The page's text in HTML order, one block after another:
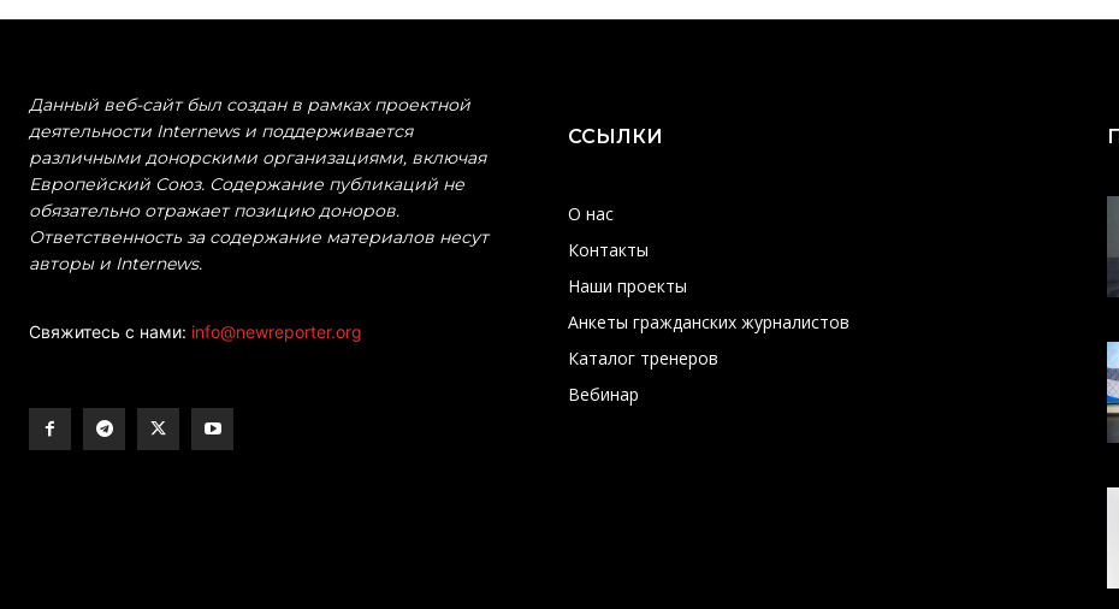
Данный веб-сайт был создан в рамках проектной
деятельности Internews и поддерживается
различными донорскими организациями, включая
Европейский Союз. Содержание публикаций не
обязательно отражает позицию доноров.
Ответственность за содержание материалов несут
авторы и Internews.
Свяжитесь с нами: info@newreporter.org
ССЫЛКИ
О нас
Контакты
Наши проекты
Анкеты гражданских журналистов
Каталог тренеров
Вебинар